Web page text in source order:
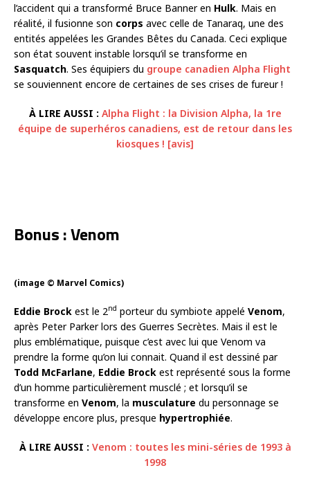
l’accident qui a transformé Bruce Banner en Hulk. Mais en
réalité, il fusionne son corps avec celle de Tanaraq, une des
entités appelées les Grandes Bêtes du Canada. Ceci explique
son état souvent instable lorsqu’il se transforme en
Sasquatch. Ses équipiers du groupe canadien Alpha Flight
se souviennent encore de certaines de ses crises de fureur !
À LIRE AUSSI : Alpha Flight : la Division Alpha, la 1re
équipe de superhéros canadiens, est de retour dans les
kiosques ! [avis]
Bonus : Venom
(image © Marvel Comics)
Eddie Brock est le 2nd porteur du symbiote appelé Venom,
après Peter Parker lors des Guerres Secrètes. Mais il est le
plus emblématique, puisque c’est avec lui que Venom va
prendre la forme qu’on lui connait. Quand il est dessiné par
Todd McFarlane, Eddie Brock est représenté sous la forme
d’un homme particulièrement musclé ; et lorsqu’il se
transforme en Venom, la musculature du personnage se
développe encore plus, presque hypertrophiée.
À LIRE AUSSI : Venom : toutes les mini-séries de 1993 à
1998